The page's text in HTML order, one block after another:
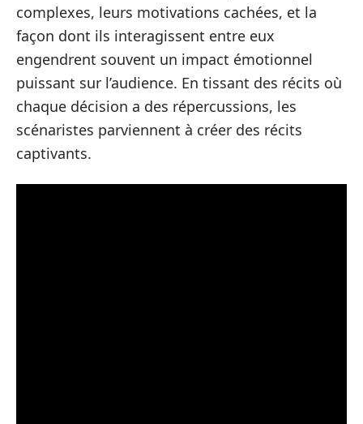
complexes, leurs motivations cachées, et la
façon dont ils interagissent entre eux
engendrent souvent un impact émotionnel
puissant sur l’audience. En tissant des récits où
chaque décision a des répercussions, les
scénaristes parviennent à créer des récits
captivants.